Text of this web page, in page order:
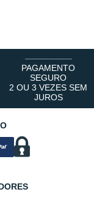
PAGAMENTO
SEGURO
2 OU 3 VEZES SEM
JUROS